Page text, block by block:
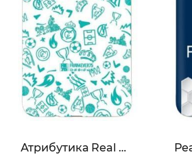
Атрибутика Real Madrid